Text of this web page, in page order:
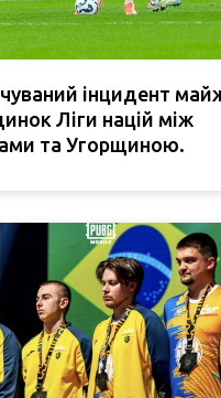
інцидент
Ліги націй між
та Угорщиною.